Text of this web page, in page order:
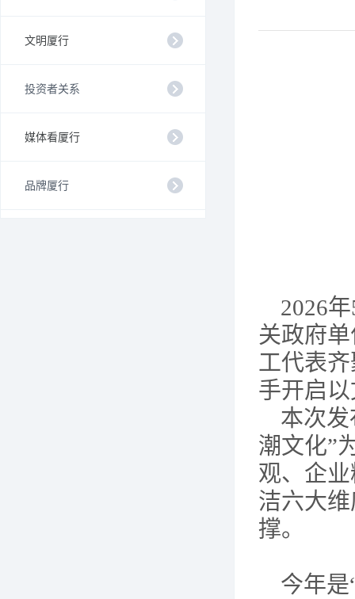
文明厦行
投资者关系
媒体看厦行
品牌厦行
2026
关政府
工代表
手开启
本次
潮文化”
观、企
洁六大
撑。
今年是